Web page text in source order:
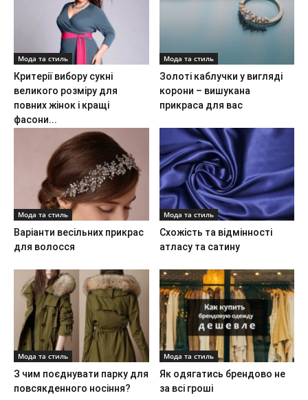
Мода та стиль
Критерії вибору сукні
великого розміру для
повних жінок і кращі
фасони...
Мода та стиль
Золоті каблучки у вигляді
корони – вишукана
прикраса для вас
Мода та стиль
Варіанти весільних прикрас
для волосся
Мода та стиль
Схожість та відмінності
атласу та сатину
Мода та стиль
З чим поєднувати парку для
повсякденного носіння?
Мода та стиль
Як одягатись брендово не
за всі гроші